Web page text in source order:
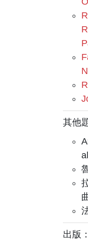
其他
出版